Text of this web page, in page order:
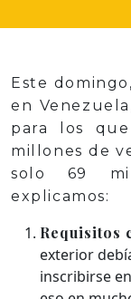
Este
en
para los
millones de
solo 69
explicamos:
Requisitos
exterior
inscribirse